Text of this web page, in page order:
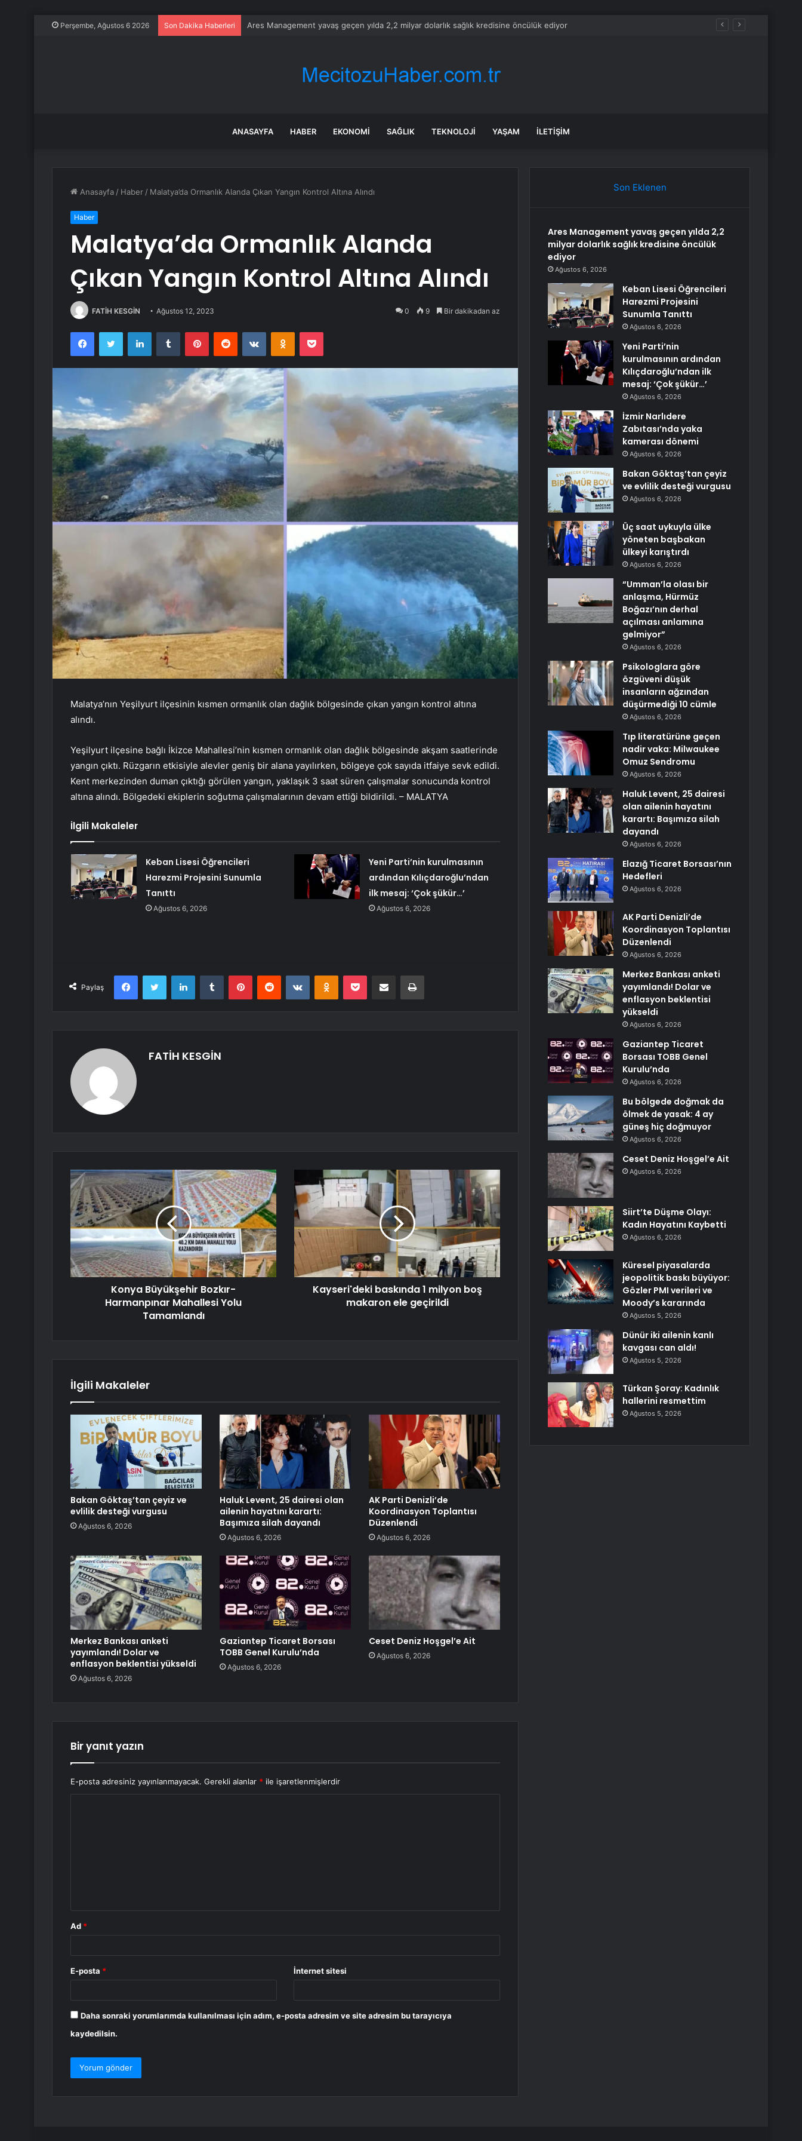
Perşembe, Ağustos 6 2026 Son Dakika Haberleri Keban Lisesi Öğrencileri Harezmi Projesini Sunumla Tanıttı
ANASAYFA HABER EKONOMI SAĞLIK TEKNOLOJI YAŞAM İLETIŞIM
Anasayfa / Haber / Malatya’da Ormanlık Alanda Çıkan Yangın Kontrol Altına Alındı
Haber
Malatya’da Ormanlık Alanda
Çıkan Yangın Kontrol Altına Alındı
FATİH KESGİN Ağustos 12, 2023 0 9 Bir dakikadan az
FacebookTwitter LinkedInTumblr PinterestReddit VKontakteOdnoklassniki
Pocket
Malatya’nın Yeşilyurt ilçesinin kısmen ormanlık olan dağlık bölgesinde çıkan yangın kontrol altına
alındı.
Yeşilyurt ilçesine bağlı İkizce Mahallesi’nin kısmen ormanlık olan dağlık bölgesinde akşam saatlerinde
yangın çıktı. Rüzgarın etkisiyle alevler geniş bir alana yayılırken, bölgeye çok sayıda itfaiye sevk edildi.
Kent merkezinden duman çıktığı görülen yangın, yaklaşık 3 saat süren çalışmalar sonucunda kontrol
altına alındı. Bölgedeki ekiplerin soğutma çalışmalarının devam ettiği bildirildi. – MALATYA
İlgili Makaleler
Keban Lisesi Öğrencileri
Harezmi Projesini Sunumla
Tanıttı
Ağustos 6, 2026
Yeni Parti’nin kurulmasının
ardından Kılıçdaroğlu’ndan
ilk mesaj: ‘Çok şükür…’
Ağustos 6, 2026
Paylaş
FacebookTwitter LinkedInTumblr PinterestReddit VKontakteOdnoklassniki
Pocket E-Posta ile paylaş Yazdır
FATİH KESGİN
Konya Büyükşehir Bozkır-
Harmanpınar Mahallesi Yolu
Tamamlandı
Kayseri'deki baskında 1 milyon boş
makaron ele geçirildi
İlgili Makaleler
Bakan Göktaş’tan çeyiz ve
evlilik desteği vurgusu
Ağustos 6, 2026
Haluk Levent, 25 dairesi olan
ailenin hayatını karartı:
Başımıza silah dayandı
Ağustos 6, 2026
AK Parti Denizli’de
Koordinasyon Toplantısı
Düzenlendi
Ağustos 6, 2026
Merkez Bankası anketi
yayımlandı! Dolar ve
enflasyon beklentisi yükseldi
Ağustos 6, 2026
Gaziantep Ticaret Borsası
TOBB Genel Kurulu’nda
Ağustos 6, 2026
Ceset Deniz Hoşgel’e Ait
Ağustos 6, 2026
Bir yanıt yazın
E-posta adresiniz yayınlanmayacak. Gerekli alanlar * ile işaretlenmişlerdir
Ad *
E-posta * İnternet sitesi
Daha sonraki yorumlarımda kullanılması için adım, e-posta adresim ve site adresim bu tarayıcıya
kaydedilsin.
Son Eklenen
Ares Management yavaş geçen yılda 2,2
milyar dolarlık sağlık kredisine öncülük
ediyor
Ağustos 6, 2026
Keban Lisesi Öğrencileri
Harezmi Projesini
Sunumla Tanıttı
Ağustos 6, 2026
Yeni Parti’nin
kurulmasının ardından
Kılıçdaroğlu’ndan ilk
mesaj: ‘Çok şükür…’
Ağustos 6, 2026
İzmir Narlıdere
Zabıtası’nda yaka
kamerası dönemi
Ağustos 6, 2026
Bakan Göktaş’tan çeyiz
ve evlilik desteği vurgusu
Ağustos 6, 2026
Üç saat uykuyla ülke
yöneten başbakan
ülkeyi karıştırdı
Ağustos 6, 2026
“Umman’la olası bir
anlaşma, Hürmüz
Boğazı’nın derhal
açılması anlamına
gelmiyor”
Ağustos 6, 2026
Psikologlara göre
özgüveni düşük
insanların ağzından
düşürmediği 10 cümle
Ağustos 6, 2026
Tıp literatürüne geçen
nadir vaka: Milwaukee
Omuz Sendromu
Ağustos 6, 2026
Haluk Levent, 25 dairesi
olan ailenin hayatını
karartı: Başımıza silah
dayandı
Ağustos 6, 2026
Elazığ Ticaret Borsası’nın
Hedefleri
Ağustos 6, 2026
AK Parti Denizli’de
Koordinasyon Toplantısı
Düzenlendi
Ağustos 6, 2026
Merkez Bankası anketi
yayımlandı! Dolar ve
enflasyon beklentisi
yükseldi
Ağustos 6, 2026
Gaziantep Ticaret
Borsası TOBB Genel
Kurulu’nda
Ağustos 6, 2026
Bu bölgede doğmak da
ölmek de yasak: 4 ay
güneş hiç doğmuyor
Ağustos 6, 2026
Ceset Deniz Hoşgel’e Ait
Ağustos 6, 2026
Siirt’te Düşme Olayı:
Kadın Hayatını Kaybetti
Ağustos 6, 2026
Küresel piyasalarda
jeopolitik baskı büyüyor:
Gözler PMI verileri ve
Moody’s kararında
Ağustos 5, 2026
Dünür iki ailenin kanlı
kavgası can aldı!
Ağustos 5, 2026
Türkan Şoray: Kadınlık
hallerini resmettim
Ağustos 5, 2026